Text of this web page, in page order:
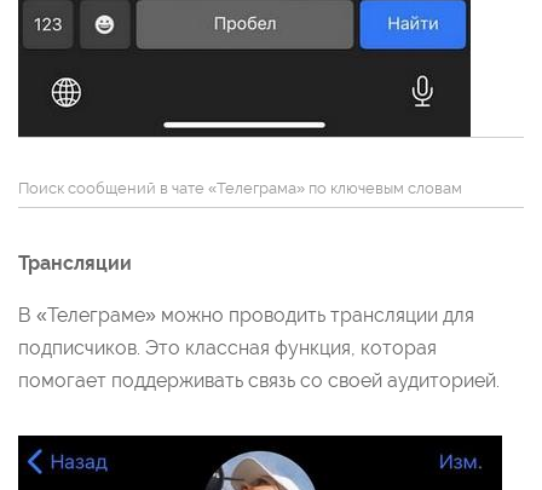
Поиск сообщений в чате «Телеграма» по ключевым словам
Трансляции
В «Телеграме» можно проводить трансляции для
подписчиков. Это классная функция, которая
помогает поддерживать связь со своей аудиторией.